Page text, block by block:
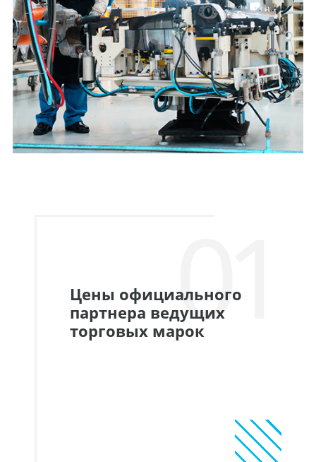
01
Цены официального
партнера ведущих
торговых марок